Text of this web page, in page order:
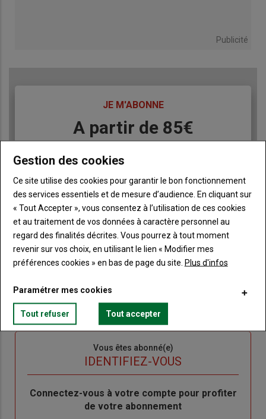
Publicité
JE M'ABONNE
A partir de 85€
Lien JE M'ABONNE
Liste
à
puce
Accédez à tous les articles du site Terre de Touraine
Consultez le journal Terre de Touraine au format
numérique, sur tous les supports
Ne manquez aucune information grâce à la
newsletter du journal Terre de Touraine
Vous êtes abonné(e)
IDENTIFIEZ-VOUS
Body
Connectez-vous à votre compte pour profiter
de votre abonnement
Gestion des cookies
Ce site utilise des cookies pour garantir le bon fonctionnement
des services essentiels et de mesure d’audience. En cliquant sur
« Tout Accepter », vous consentez à l’utilisation de ces cookies
et au traitement de vos données à caractère personnel au
regard des finalités décrites. Vous pourrez à tout moment
revenir sur vos choix, en utilisant le lien « Modifier mes
préférences cookies » en bas de page du site. Plus d'infos
Paramétrer mes cookies
Tout refuser Tout accepter